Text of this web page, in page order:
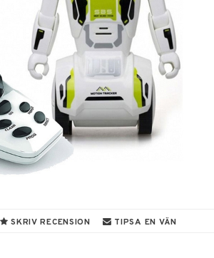
SKRIV RECENSION TIPSA EN VÄN